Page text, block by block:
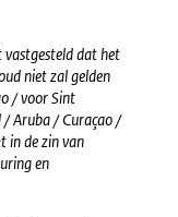
dat het
niet zal gelden
/ voor Sint
Aruba / Curaçao /
in de zin van
en